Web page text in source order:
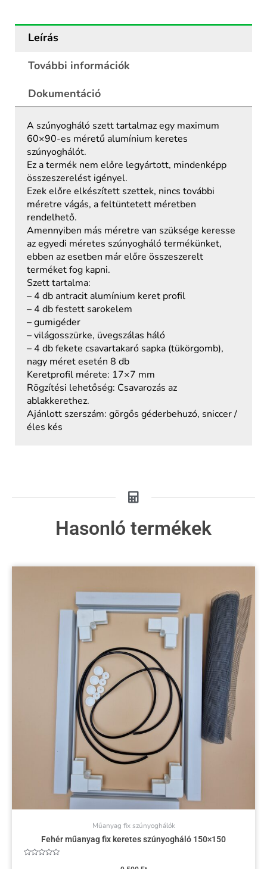
Leírás
További információk
Dokumentáció
A szúnyogháló szett tartalmaz egy maximum
60×90-es méretű alumínium keretes
szúnyoghálót.
Ez a termék nem előre legyártott, mindenképp
összeszerelést igényel.
Ezek előre elkészített szettek, nincs további
méretre vágás, a feltüntetett méretben
rendelhető.
Amennyiben más méretre van szüksége keresse
az egyedi méretes szúnyogháló termékünket,
ebben az esetben már előre összeszerelt
terméket fog kapni.
Szett tartalma:
– 4 db antracit alumínium keret profil
– 4 db festett sarokelem
– gumigéder
– világosszürke, üvegszálas háló
– 4 db fekete csavartakaró sapka (tükörgomb),
nagy méret esetén 8 db
Keretprofil mérete: 17×7 mm
Rögzítési lehetőség: Csavarozás az
ablakkerethez.
Ajánlott szerszám: görgős géderbehuzó, sniccer /
éles kés
Hasonló termékek
Műanyag fix szúnyoghálók
Fehér műanyag fix keretes szúnyogháló 150×150